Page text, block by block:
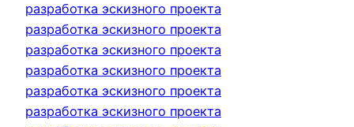
разработка эскизного проекта
разработка эскизного проекта
разработка эскизного проекта
разработка эскизного проекта
разработка эскизного проекта
разработка эскизного проекта